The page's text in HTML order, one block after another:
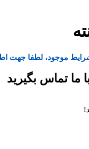
موجود، لطفا جهت
تماس بگیرید